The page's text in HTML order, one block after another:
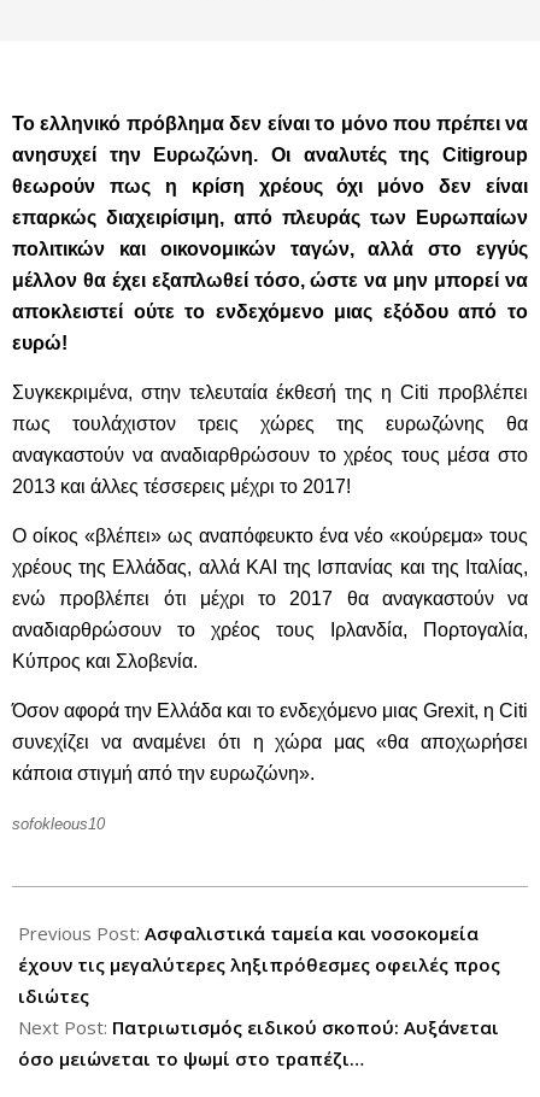
Το ελληνικό πρόβλημα δεν είναι το μόνο που πρέπει να
ανησυχεί την Ευρωζώνη. Οι αναλυτές της Citigroup
θεωρούν πως η κρίση χρέους όχι μόνο δεν είναι
επαρκώς διαχειρίσιμη, από πλευράς των Ευρωπαίων
πολιτικών και οικονομικών ταγών, αλλά στο εγγύς
μέλλον θα έχει εξαπλωθεί τόσο, ώστε να μην μπορεί να
αποκλειστεί ούτε το ενδεχόμενο μιας εξόδου από το
ευρώ!
Συγκεκριμένα, στην τελευταία έκθεσή της η Citi προβλέπει
πως τουλάχιστον τρεις χώρες της ευρωζώνης θα
αναγκαστούν να αναδιαρθρώσουν το χρέος τους μέσα στο
2013 και άλλες τέσσερεις μέχρι το 2017!
Ο οίκος «βλέπει» ως αναπόφευκτο ένα νέο «κούρεμα» τους
χρέους της Ελλάδας, αλλά ΚΑΙ της Ισπανίας και της Ιταλίας,
ενώ προβλέπει ότι μέχρι το 2017 θα αναγκαστούν να
αναδιαρθρώσουν το χρέος τους Ιρλανδία, Πορτογαλία,
Κύπρος και Σλοβενία.
Όσον αφορά την Ελλάδα και το ενδεχόμενο μιας Grexit, η Citi
συνεχίζει να αναμένει ότι η χώρα μας «θα αποχωρήσει
κάποια στιγμή από την ευρωζώνη».
sofokleous10
11-
29
Previous Post: Ασφαλιστικά ταμεία και νοσοκομεία
έχουν τις μεγαλύτερες ληξιπρόθεσμες οφειλές προς
ιδιώτες
Next Post: Πατριωτισμός ειδικού σκοπού: Αυξάνεται
όσο μειώνεται το ψωμί στο τραπέζι…